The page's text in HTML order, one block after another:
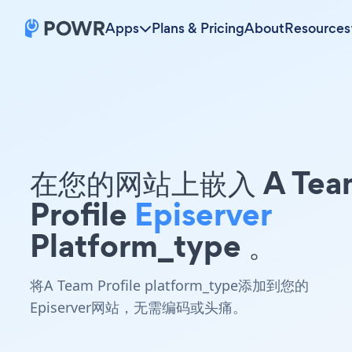
Apps Plans & PricingAboutResources
在您的网站上嵌入 A
Profile Episerver
Platform_type 。
将A Team Profile platform_type添加到您的
Episerver网站，无需编码或头痛。